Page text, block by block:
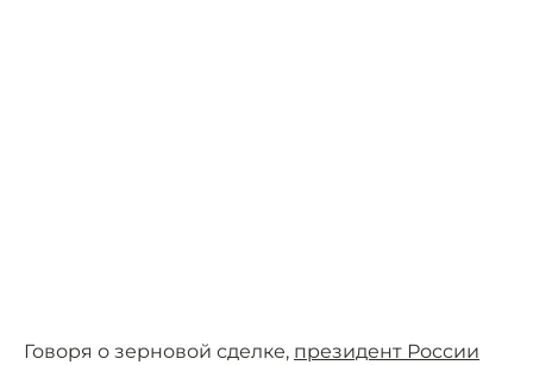
Говоря о зерновой сделке, президент России